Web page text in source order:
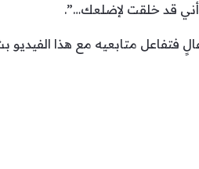
قد خلقت لإضلعك…”.
فتفاعل متابعيه مع هذا الفيديو